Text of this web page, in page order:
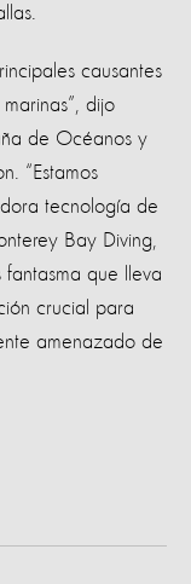
causantes
dijo
de Océanos y
“Estamos
tecnología de
Bay Diving,
que lleva
crucial para
amenazado de